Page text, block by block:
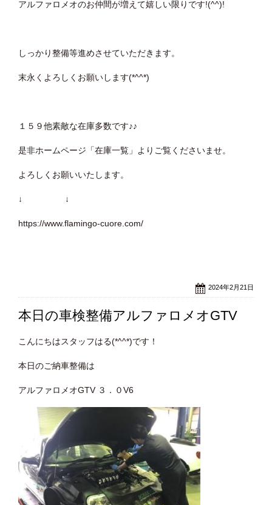
アルファロメオのお仲間が増えて嬉しい限りです!(^^)!
しっかり整備等進めさせていただきます。
末永くよろしくお願いします(*^^*)
１５９他素敵な在庫多数です♪♪
是非ホームページ「在庫一覧」よりご覧くださいませ。
よろしくお願いいたします。
↓ ↓
https://www.flamingo-cuore.com/
2024年2月21日
本日の車検整備アルファロメオGTV
こんにちはスタッフはる(*^^*)です！
本日のご納車整備は
アルファロメオGTV ３．０V6